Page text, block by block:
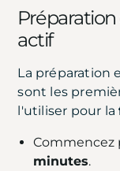
actif
La préparation
sont les
l'utiliser pour la
Commencez
minutes.